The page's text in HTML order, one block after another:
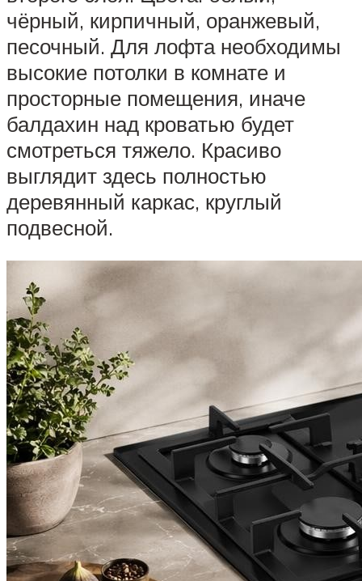
чёрный, кирпичный, оранжевый,
песочный. Для лофта необходимы
высокие потолки в комнате и
просторные помещения, иначе
балдахин над кроватью будет
смотреться тяжело. Красиво
выглядит здесь полностью
деревянный каркас, круглый
подвесной.